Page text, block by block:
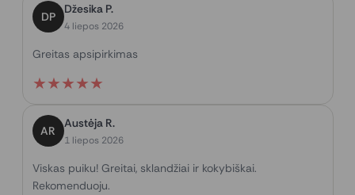
DP
Džesika P.
4 liepos 2026
Greitas apsipirkimas
★★★★★
AR
Austėja R.
1 liepos 2026
Viskas puiku! Greitai, sklandžiai ir kokybiškai.
Rekomenduoju.